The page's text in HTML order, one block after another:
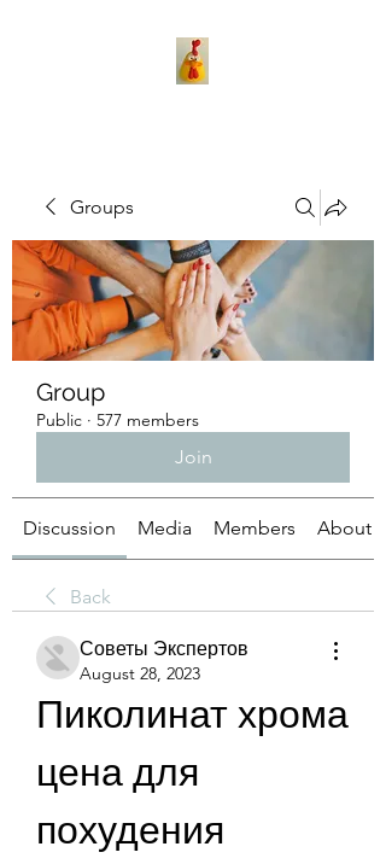
Groups
Group
Public · 577 members
Join
Discussion Media Members About
Back
Советы Экспертов
August 28, 2023
Пиколинат хрома
цена для
похудения